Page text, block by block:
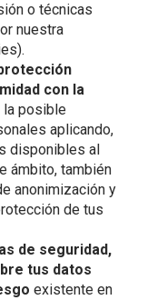
o técnicas
nuestra
con la
la posible
aplicando,
disponibles al
ámbito, también
anonimización y
de tus
de seguridad,
tus datos
existente en